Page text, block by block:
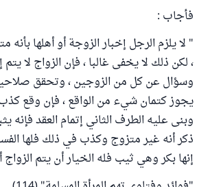
فأجاب :
" لا يلزم الرجل إخبار الزوجة أو أهلها بأنه
، لكن ذلك لا يخفى غالبا ، فإن الزواج لا
وسؤال عن كل من الزوجين ، وتحقق
يجوز كتمان شيء من الواقع ، فإن وقع
وبنى عليه الطرف الثاني إتمام العقد فإنه
ذكر أنه غير متزوج وكذب في ذلك فلها
إنها بكر وهي ثيب فله الخيار أن يتم الزواج